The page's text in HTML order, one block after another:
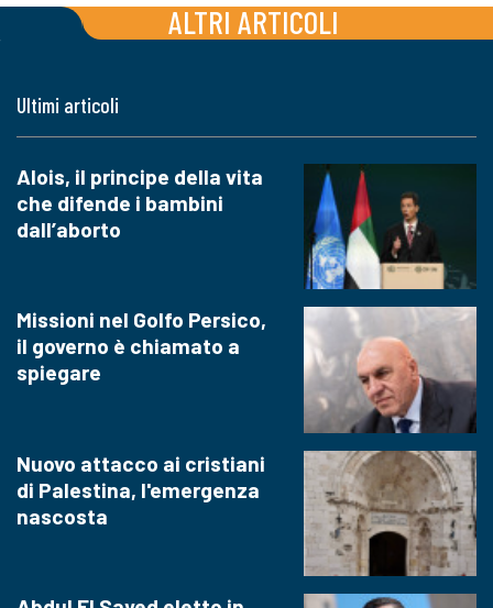
ALTRI ARTICOLI
Ultimi articoli
Alois, il principe della vita
che difende i bambini
dall’aborto
Missioni nel Golfo Persico,
il governo è chiamato a
spiegare
Nuovo attacco ai cristiani
di Palestina, l'emergenza
nascosta